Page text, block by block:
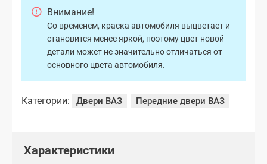
Внимание!
Со временем, краска автомобиля выцветает и
становится менее яркой, поэтому цвет новой
детали может не значительно отличаться от
основного цвета автомобиля.
Категории: Двери ВАЗ Передние двери ВАЗ
Характеристики